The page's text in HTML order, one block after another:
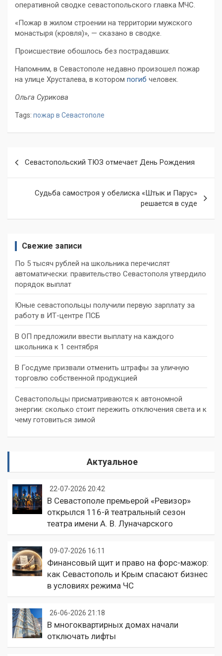
оперативной сводке севастопольского главка МЧС.
«Пожар в жилом строении на территории мужского
монастыря (кровля)», — сказано в сводке.
Происшествие обошлось без пострадавших.
Напомним, в Севастополе недавно произошел пожар
на улице Хрусталева, в котором погиб человек.
Ольга Сурикова
Tags: пожар в Севастополе
записям
Севастопольский ТЮЗ отмечает День Рождения
Судьба самостроя у обелиска «Штык и Парус»
решается в суде
Свежие записи
По 5 тысяч рублей на школьника перечислят
автоматически: правительство Севастополя утвердило
порядок выплат
Юные севастопольцы получили первую зарплату за
работу в ИТ-центре ПСБ
В ОП предложили ввести выплату на каждого
школьника к 1 сентября
В Госдуме призвали отменить штрафы за уличную
торговлю собственной продукцией
Севастопольцы присматриваются к автономной
энергии: сколько стоит пережить отключения света и к
чему готовиться зимой
Актуальное
22-07-2026 20:42
В Севастополе премьерой «Ревизор»
открылся 116-й театральный сезон
театра имени А. В. Луначарского
09-07-2026 16:11
Финансовый щит и право на форс-мажор:
как Севастополь и Крым спасают бизнес
в условиях режима ЧС
26-06-2026 21:18
В многоквартирных домах начали
отключать лифты